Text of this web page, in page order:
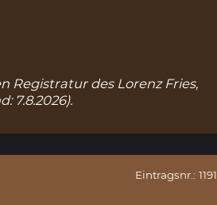
Registratur des Lorenz Fries,
7.8.2026).
Eintragsnr.: 1191